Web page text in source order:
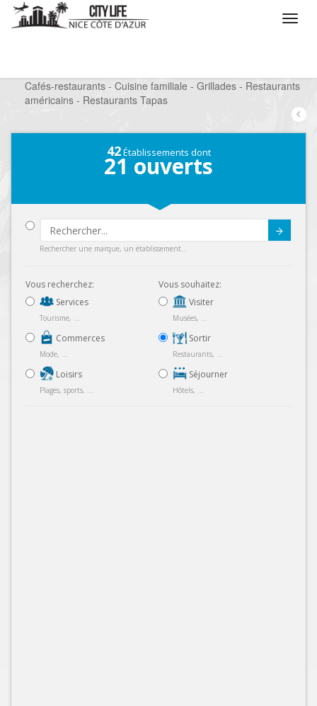
Cafés-restaurants - Cuisine familiale - Grillades - Restaurants
américains - Restaurants Tapas
42Établissements dont
21 ouverts
Rechercher une marque, un établissement...
Vous recherchez:
Services
Tourisme, ...
Commerces
Mode, ...
Loisirs
Plages, sports, ...
Vous souhaitez:
Visiter
Musées, ...
Sortir
Restaurants, ...
Séjourner
Hôtels, ...